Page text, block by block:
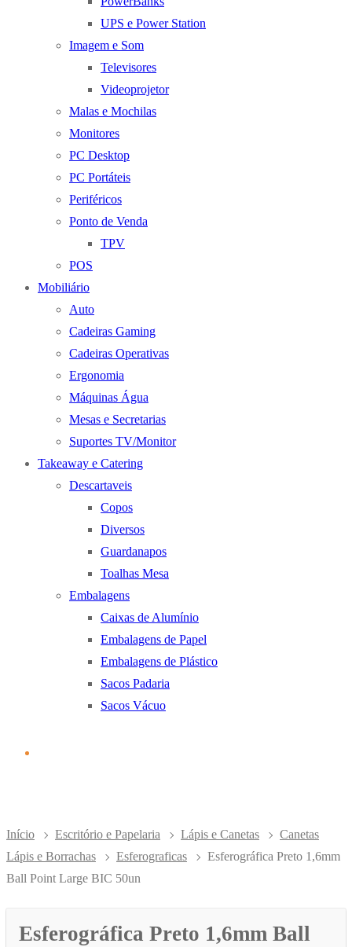
UPS e Power Station
Imagem e Som
Televisores
Videoprojetor
Malas e Mochilas
Monitores
PC Desktop
PC Portáteis
Periféricos
Ponto de Venda
TPV
POS
Mobiliário
Auto
Cadeiras Gaming
Cadeiras Operativas
Ergonomia
Máquinas Água
Mesas e Secretarias
Suportes TV/Monitor
Takeaway e Catering
Descartaveis
Copos
Diversos
Guardanapos
Toalhas Mesa
Embalagens
Caixas de Alumínio
Embalagens de Papel
Embalagens de Plástico
Sacos Padaria
Sacos Vácuo
Início Escritório e Papelaria Lápis e Canetas
Canetas
Lápis e Borrachas
Esferograficas
Esferográfica Preto 1,6mm
Ball Point Large BIC 50un
Esferográfica Preto 1,6mm Ball